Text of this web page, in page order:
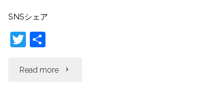
SNSシェア
T
itt
共
Read more "韓